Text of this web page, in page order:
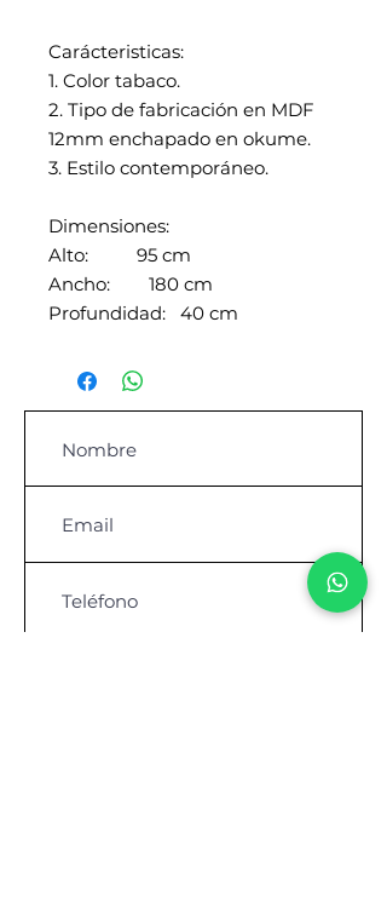
Carácteristicas:
1. Color tabaco.
2. Tipo de fabricación en MDF
12mm enchapado en okume.
3. Estilo contemporáneo.
Dimensiones:
Alto: 95 cm
Ancho: 180 cm
Profundidad: 40 cm